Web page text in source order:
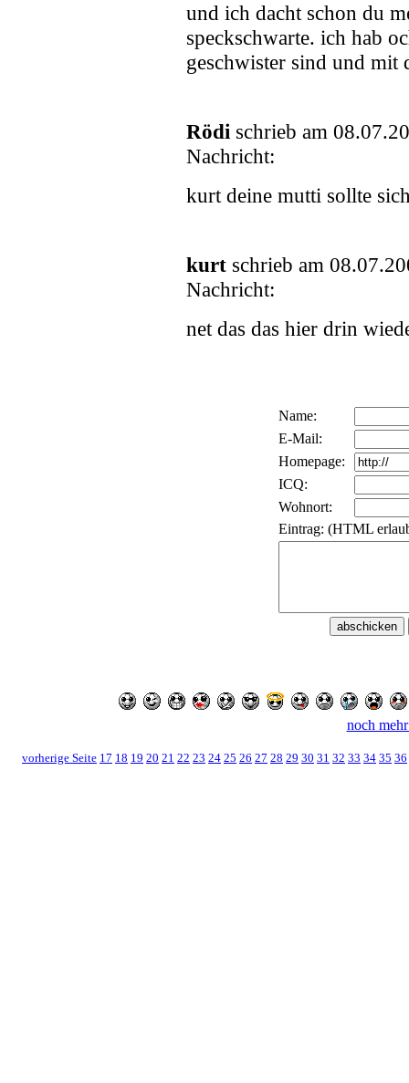
und ich dacht schon du
speckschwarte. ich hab
geschwister sind und mit
Rödi schrieb am
Nachricht:
kurt deine mutti sollte
kurt schrieb am
Nachricht:
net das das hier drin
Name:
E-Mail:
Homepage:
ICQ:
Wohnort:
Eintrag: (HTML
noch
vorherige Seite 17 18 19 20 21 22 23 24 25 26 27 28 29 30 31 32 33 34 35 36